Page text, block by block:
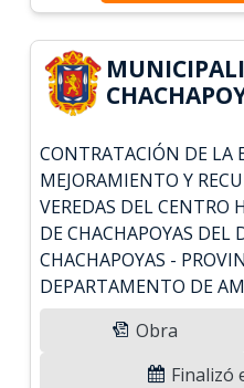
CONTRATACIÓN DE LA
MEJORAMIENTO Y
VEREDAS DEL CENTRO
DE CHACHAPOYAS DEL
CHACHAPOYAS -
DEPARTAMENTO DE
Obra
Finalizó